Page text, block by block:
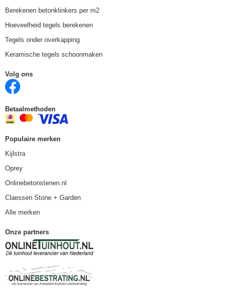
Berekenen betonklinkers per m2
Hoeveelheid tegels berekenen
Tegels onder overkapping
Keramische tegels schoonmaken
Volg ons
Betaalmethoden
Populaire merken
Kijlstra
Oprey
Onlinebetonstenen.nl
Claessen Stone + Garden
Alle merken
Onze partners